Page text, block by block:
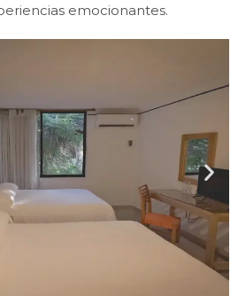
emocionantes.